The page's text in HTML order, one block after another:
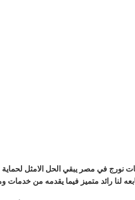
نورج في مصر يبقي الحل الامثل
التابعه لنا رائد متميز فيما يقدمه